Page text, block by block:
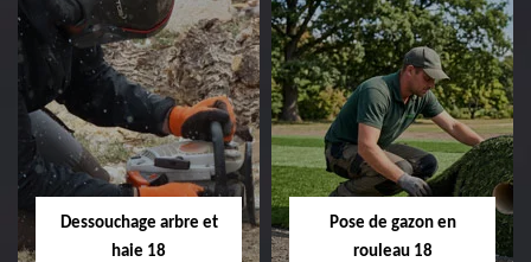
Taille de haie 18
Entreprise taille de haie
18 Cher tel:
02.52.56.49.40
Tonte et réfection
de pelouse 18
Entreprise tonte et
Cher tel: 02.52.56.49.40
Dessouchage arbre et
haie 18
Pose de gazon en
rouleau 18